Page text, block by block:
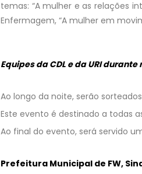
temas: “A mulher e as relações
Enfermagem, “A mulher em
Equipes da CDL e da URI
Ao longo da noite, serão
Este evento é destinado a todas
Ao final do evento, será servido
Prefeitura Municipal de FW,